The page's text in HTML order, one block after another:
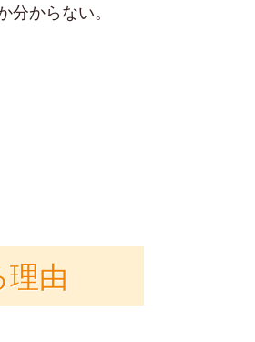
からない。
理由